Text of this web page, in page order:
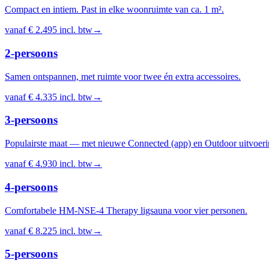
Compact en intiem. Past in elke woonruimte van ca. 1 m².
vanaf€ 2.495 incl. btw→
2-persoons
Samen ontspannen, met ruimte voor twee én extra accessoires.
vanaf€ 4.335 incl. btw→
3-persoons
Populairste maat — met nieuwe Connected (app) en Outdoor
vanaf€ 4.930 incl. btw→
4-persoons
Comfortabele HM-NSE-4 Therapy ligsauna voor vier personen.
vanaf€ 8.225 incl. btw→
5-persoons